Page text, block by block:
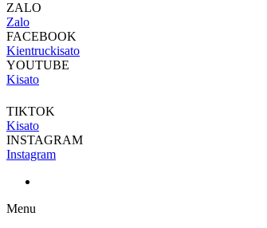
ZALO
Zalo
FACEBOOK
Kientruckisato
YOUTUBE
Kisato
TIKTOK
Kisato
INSTAGRAM
Instagram
Menu